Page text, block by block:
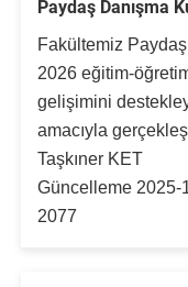
Paydaş Danışma
Fakültemiz Paydaş
2026 eğitim-
gelişimini
amacıyla
Taşkıner KET
Güncelleme 2025-
2077